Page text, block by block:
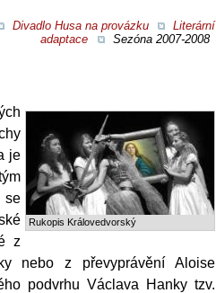
Divadlo Husa na provázku
Literární
adaptace
Sezóna 2007-2008
Rukopis Královedvorský
je
z
nebo z převyprávění Aloise
podvrhu Václava Hanky tzv.